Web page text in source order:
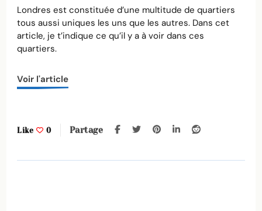
les
quartiers
Londres est constituée d’une multitude de quartiers
tous aussi uniques les uns que les autres. Dans cet
article, je t’indique ce qu’il y a à voir dans ces
quartiers.
Voir l'article
Like 0 Partage